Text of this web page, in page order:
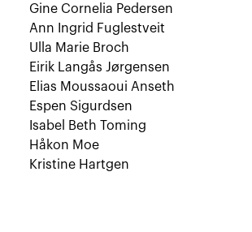
Gine Cornelia Pedersen
Ann Ingrid Fuglestveit
Ulla Marie Broch
Eirik Langås Jørgensen
Elias Moussaoui Anseth
Espen Sigurdsen
Isabel Beth Toming
Håkon Moe
Kristine Hartgen